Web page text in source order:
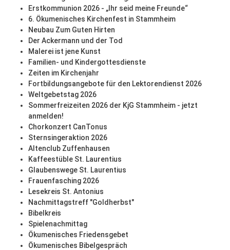
Erstkommunion 2026 - „Ihr seid meine Freunde“
6. Ökumenisches Kirchenfest in Stammheim
Neubau Zum Guten Hirten
Der Ackermann und der Tod
Malerei ist jene Kunst
Familien- und Kindergottesdienste
Zeiten im Kirchenjahr
Fortbildungsangebote für den Lektorendienst 2026
Weltgebetstag 2026
Sommerfreizeiten 2026 der KjG Stammheim - jetzt
anmelden!
Chorkonzert CanTonus
Sternsingeraktion 2026
Altenclub Zuffenhausen
Kaffeestüble St. Laurentius
Glaubenswege St. Laurentius
Frauenfasching 2026
Lesekreis St. Antonius
Nachmittagstreff "Goldherbst"
Bibelkreis
Spielenachmittag
Ökumenisches Friedensgebet
Ökumenisches Bibelgespräch